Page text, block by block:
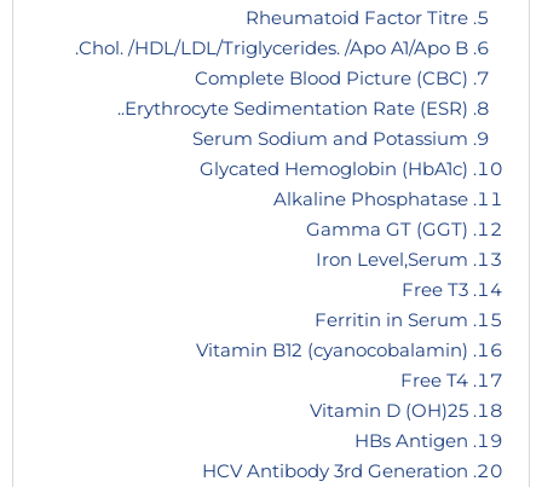
Rheumatoid Factor Titre
Chol. /HDL/LDL/Triglycerides. /Apo A1/Apo B.
Complete Blood Picture (CBC)
Erythrocyte Sedimentation Rate (ESR)..
Serum Sodium and Potassium
Glycated Hemoglobin (HbA1c)
Alkaline Phosphatase
Gamma GT (GGT)
Iron Level,Serum
Free T3
Ferritin in Serum
Vitamin B12 (cyanocobalamin)
Free T4
25(OH) Vitamin D
HBs Antigen
HCV Antibody 3rd Generation